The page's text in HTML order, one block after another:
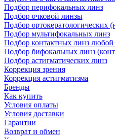
Подбор перифокальных линз
Подбор очковой линзы
Подбор ортокератологических
Подбор мультифокальных линз
Подбор контактных линз любой
Подбор бифокальных линз
Подбор астигматических линз
Коррекция зрения
Коррекция астигматизма
Бренды
Как купить
Условия оплаты
Условия доставки
Гарантии
Возврат и обмен